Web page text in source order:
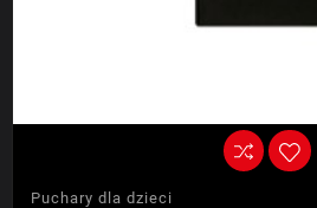
Puchary dla dzieci